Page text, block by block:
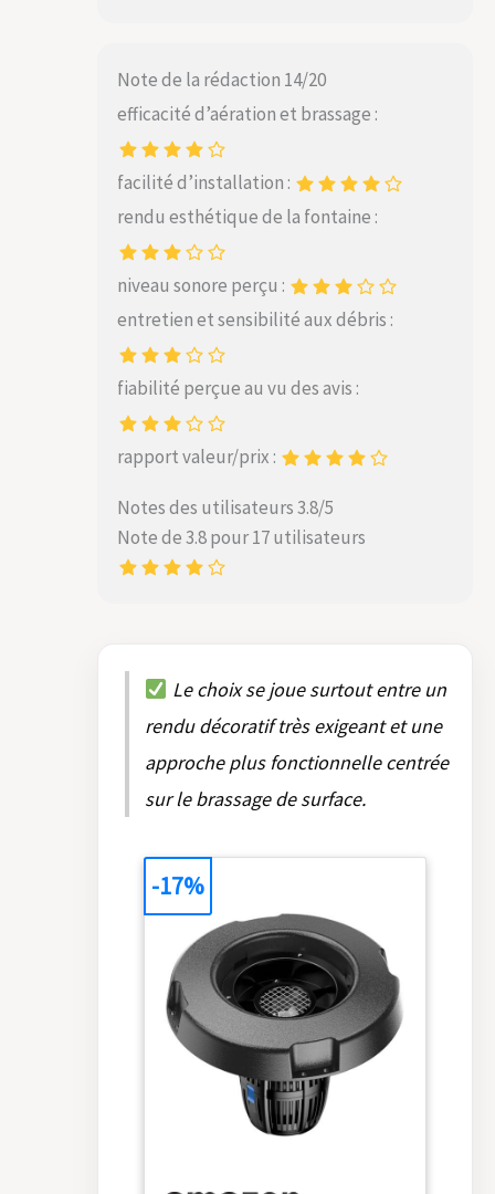
Note de la rédaction 14/20
efficacité d’aération et brassage :
facilité d’installation :
rendu esthétique de la fontaine :
niveau sonore perçu :
entretien et sensibilité aux débris :
fiabilité perçue au vu des avis :
rapport valeur/prix :
Notes des utilisateurs 3.8/5
Note de 3.8 pour 17 utilisateurs
Le choix se joue surtout entre un
rendu décoratif très exigeant et une
approche plus fonctionnelle centrée
sur le brassage de surface.
-17%